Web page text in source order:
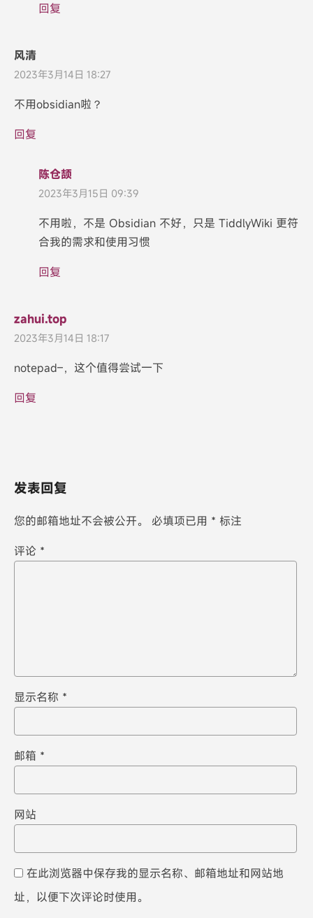
回复
风清
2023年3月14日 18:27
不用obsidian啦？
回复
陈仓颉
2023年3月15日 09:39
不用啦，不是 Obsidian 不好，只是 TiddlyWiki 更符
合我的需求和使用习惯
回复
zahui.top
2023年3月14日 18:17
notepad–，这个值得尝试一下
回复
发表回复
您的邮箱地址不会被公开。 必填项已用 * 标注
评论 *
显示名称 *
邮箱 *
网站
在此浏览器中保存我的显示名称、邮箱地址和网站地
址，以便下次评论时使用。